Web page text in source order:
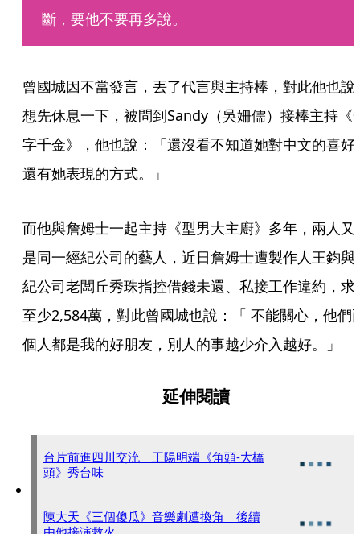
斷，要他不要再多說。
曾國城因不當發言，丟了代言與主持棒，對此他也說
想先休息一下，被問到Sandy（吳姍儒）接棒主持《
字千金》，他也說：「還沒看不知道她對中文的喜好
還有她表現的方式。」
而他與詹姆士一起主持《型男大主廚》多年，兩人又
是同一經紀公司的藝人，近日詹姆士遭製作人王鈞與
紀公司老闆丘秀珠指控借錢未還、私接工作違約，求
至少2,584萬，對此曾國城也說：「 不能關心，他們
個人都是我的好朋友，別人的事越少介入越好。」
延伸閱讀
台片前進四川交流 王陽明端《角頭-大橋
頭》秀台味
陳大天《三個傻瓜》音樂劇遭換角 後續